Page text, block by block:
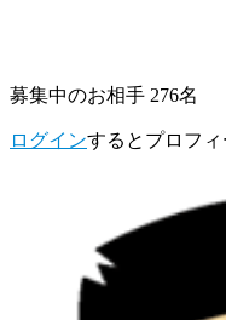
募集中のお相手 276名
ログインするとプロフ